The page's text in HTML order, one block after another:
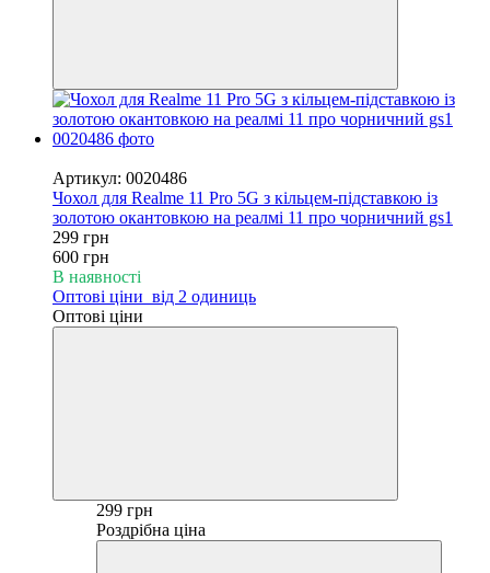
Артикул: 0020486
Чохол для Realme 11 Pro 5G з кільцем-підставкою із
золотою окантовкою на реалмі 11 про чорничний gs1
299 грн
600 грн
В наявності
Оптові ціни від 2 одиниць
Оптові ціни
299 грн
Роздрібна ціна